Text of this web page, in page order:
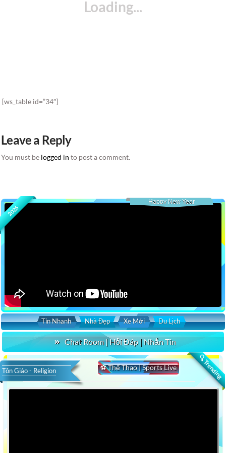
[ws_table id=”34″]
Leave a Reply
You must be logged in to post a comment.
2026
Happy New Year
Tin Nhanh Nhà Đẹp Xe Mới Du Lịch
Chat Room | Hỏi Đáp | Nhắn Tin
🔍 Trending
⚽ Thể Thao | Sports Live
Tôn Giáo - Religion